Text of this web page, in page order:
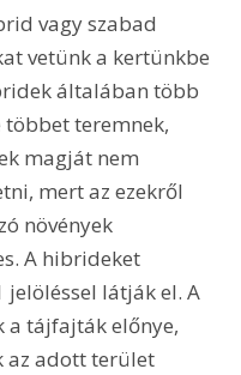
vagy szabad
vetünk a kertünkbe
általában több
teremnek,
magját nem
mert az ezekről
növények
A hibrideket
látják el. A
a tájfajták előnye,
az adott terület